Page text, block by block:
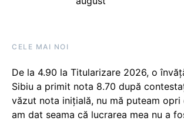
CELE MAI NOI
De la 4.90 la Titularizare 2026, o
Sibiu a primit nota 8.70 după
văzut nota inițială, nu mă puteam opri
am dat seama că lucrarea mea nu a